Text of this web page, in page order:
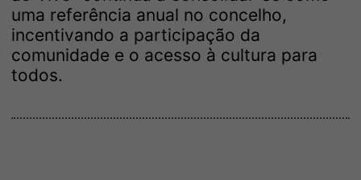
uma referência anual no concelho,
incentivando a participação da
comunidade e o acesso à cultura para
todos.